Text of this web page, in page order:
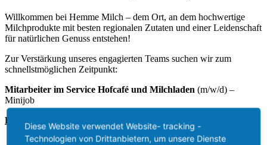
Willkommen bei Hemme Milch – dem Ort, an dem hochwertige
Milchprodukte mit besten regionalen Zutaten und einer Leidenschaft
für natürlichen Genuss entstehen!
Zur Verstärkung unseres engagierten Teams suchen wir zum
schnellstmöglichen Zeitpunkt:
Mitarbeiter im Service Hofcafé und Milchladen (m/w/d) –
Minijob
Das tun Sie bei uns:
Begrüßen Sie unsere Gäste herzlich im Hofcafé und
Diese Website verwendet Website- tracking -
Technologien von Drittanbietern, um unsere Dienste